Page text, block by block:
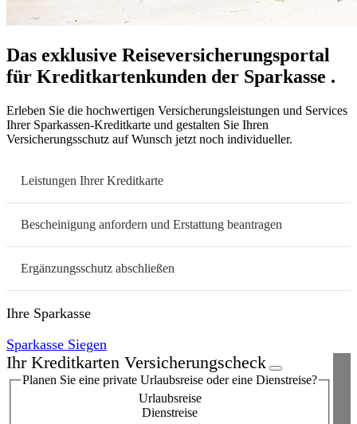
Das exklusive Reiseversicherungsportal
für Kreditkartenkunden der Sparkasse .
Erleben Sie die hochwertigen Versicherungsleistungen und Services
Ihrer Sparkassen-Kreditkarte und gestalten Sie Ihren
Versicherungsschutz auf Wunsch jetzt noch individueller.
Leistungen Ihrer Kreditkarte
Bescheinigung anfordern und Erstattung beantragen
Ergänzungsschutz abschließen
Ihre Sparkasse
Sparkasse Siegen
Ihr Kreditkarten Versicherungscheck
Planen Sie eine private Urlaubsreise oder eine Dienstreise?
Urlaubsreise
Dienstreise